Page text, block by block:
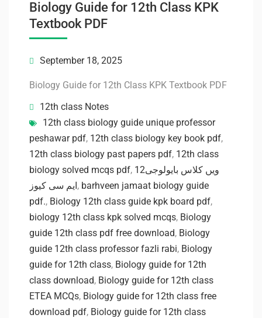
Biology Guide for 12th Class KPK
Textbook PDF
September 18, 2025
Biology Guide for 12th Class KPK Textbook PDF
12th class Notes
12th class biology guide unique professor
peshawar pdf, 12th class biology key book pdf,
12th class biology past papers pdf, 12th class
biology solved mcqs pdf, 12ویں کلاس بایولوجی
ایم سی کیوز, barhveen jamaat biology guide
pdf., Biology 12th class guide kpk board pdf,
biology 12th class kpk solved mcqs, Biology
guide 12th class pdf free download, Biology
guide 12th class professor fazli rabi, Biology
guide for 12th class, Biology guide for 12th
class download, Biology guide for 12th class
ETEA MCQs, Biology guide for 12th class free
download pdf, Biology guide for 12th class